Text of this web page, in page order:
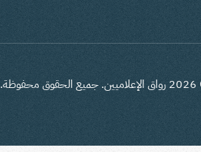
2026 رواق الإعلاميين. جميع الحقوق محفوظة.